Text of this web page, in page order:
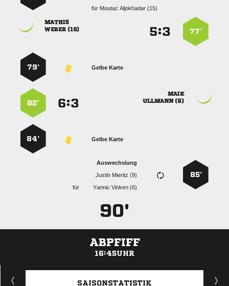
für   
77’
:

 
Gelbe Karte
79’

 
:
82’
Gelbe Karte
84’
85’
Auswechslung
  
für
  
90'
ABPFIFF
16:45UHR
ANZEIGE
SAISONSTATISTIK